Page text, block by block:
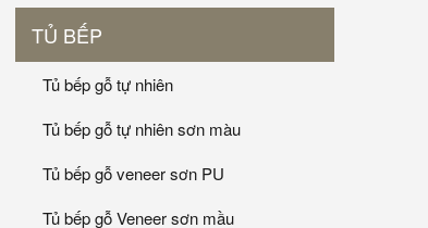
TỦ BẾP
Tủ bếp gỗ tự nhiên
Tủ bếp gỗ tự nhiên sơn màu
Tủ bếp gỗ veneer sơn PU
Tủ bếp gỗ Veneer sơn mầu